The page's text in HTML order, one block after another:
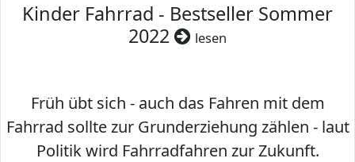
Kinder Fahrrad - Bestseller Sommer
2022
lesen
Früh übt sich - auch das Fahren mit dem
Fahrrad sollte zur Grunderziehung zählen - laut
Politik wird Fahrradfahren zur Zukunft.